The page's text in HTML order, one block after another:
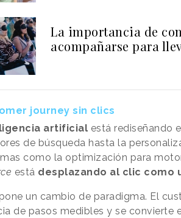
La importancia de
acompañarse para
journey sin clics
artificial está rediseñando
de búsqueda hasta la
como la optimización para
está desplazando al clic como
un cambio de paradigma. El
de pasos medibles y se convierte